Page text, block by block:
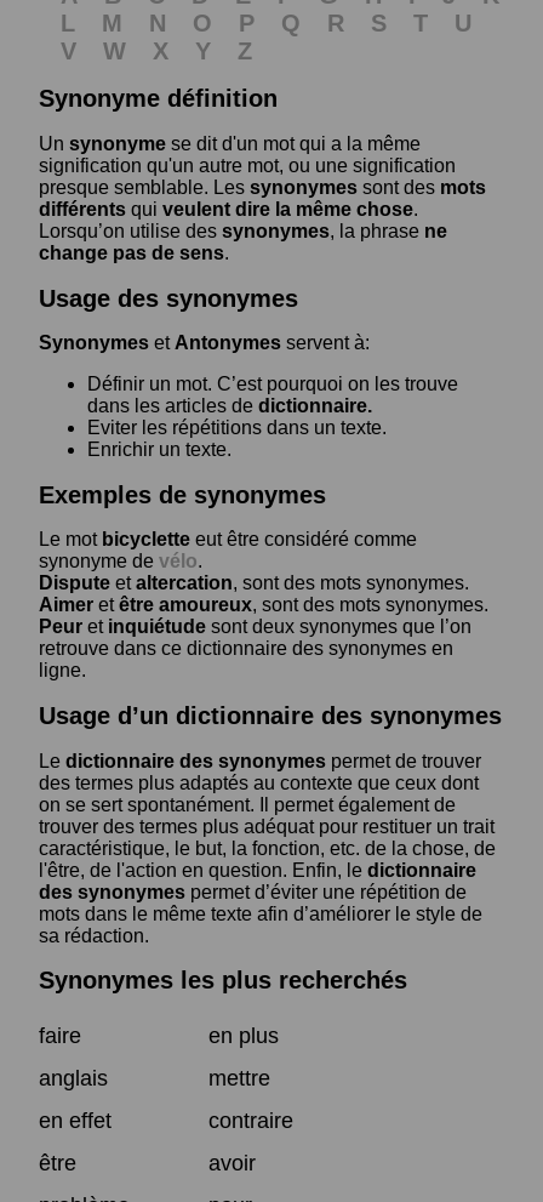
L
M N O P Q R S T
U
V
W X Y
Z
Synonyme définition
Un synonyme se dit d'un mot qui a la même
signification qu'un autre mot, ou une signification
presque semblable. Les synonymes sont des mots
différents qui veulent dire la même chose.
Lorsqu’on utilise des synonymes, la phrase ne
change pas de sens.
Usage des synonymes
Synonymes et Antonymes servent à:
Définir un mot. C’est pourquoi on les trouve
dans les articles de dictionnaire.
Eviter les répétitions dans un texte.
Enrichir un texte.
Exemples de synonymes
Le mot bicyclette eut être considéré comme
synonyme de vélo.
Dispute etaltercation, sont des mots synonymes.
Aimer etêtre amoureux, sont des mots synonymes.
Peur et inquiétude sont deux synonymes que l’on
retrouve dans ce dictionnaire des synonymes en
ligne.
Usage d’un dictionnaire des synonymes
Le dictionnaire des synonymes permet de trouver
des termes plus adaptés au contexte que ceux dont
on se sert spontanément. Il permet également de
trouver des termes plus adéquat pour restituer un trait
caractéristique, le but, la fonction, etc. de la chose, de
l'être, de l'action en question. Enfin, le dictionnaire
des synonymes permet d’éviter une répétition de
mots dans le même texte afin d’améliorer le style de
sa rédaction.
Synonymes les plus recherchés
faire
en plus
anglais
mettre
en effet
contraire
être
avoir